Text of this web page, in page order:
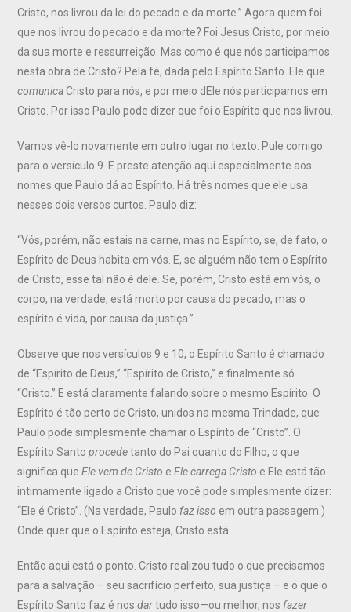
Cristo, nos livrou da lei do pecado e da morte.” Agora quem foi
que nos livrou do pecado e da morte? Foi Jesus Cristo, por meio
da sua morte e ressurreição. Mas como é que nós participamos
nesta obra de Cristo? Pela fé, dada pelo Espírito Santo. Ele que
comunicaCristo para nós, e por meio dEle nós participamos em
Cristo. Por isso Paulo pode dizer que foi o Espírito que nos livrou.
Vamos vê-lo novamente em outro lugar no texto. Pule comigo
para o versículo 9. E preste atenção aqui especialmente aos
nomes que Paulo dá ao Espírito. Há três nomes que ele usa
nesses dois versos curtos. Paulo diz:
“Vós, porém, não estais na carne, mas no Espírito, se, de fato, o
Espírito de Deus habita em vós. E, se alguém não tem o Espírito
de Cristo, esse tal não é dele. Se, porém, Cristo está em vós, o
corpo, na verdade, está morto por causa do pecado, mas o
espírito é vida, por causa da justiça.”
Observe que nos versículos 9 e 10, o Espírito Santo é chamado
de “Espírito de Deus,” “Espírito de Cristo,” e finalmente só
“Cristo.” E está claramente falando sobre o mesmo Espírito. O
Espírito é tão perto de Cristo, unidos na mesma Trindade, que
Paulo pode simplesmente chamar o Espírito de “Cristo”. O
Espírito Santoprocedetanto do Pai quanto do Filho, o que
significa queEle vem de Cristo eEle carrega Cristo e Ele está tão
intimamente ligado a Cristo que você pode simplesmente dizer:
“Ele é Cristo”. (Na verdade, Paulo faz isso em outra passagem.)
Onde quer que o Espírito esteja, Cristo está.
Então aqui está o ponto. Cristo realizou tudo o que precisamos
para a salvação – seu sacrifício perfeito, sua justiça – e o que o
Espírito Santo faz é nosdartudo isso—ou melhor, nos fazer